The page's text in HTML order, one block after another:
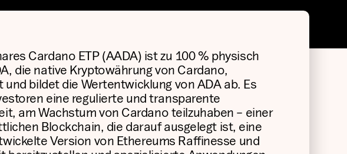
Cardano ETP (AADA) ist zu 100 % physisch
die native Kryptowährung von Cardano,
und bildet die Wertentwicklung von ADA ab. Es
eine regulierte und transparente
am Wachstum von Cardano teilzuhaben – einer
Blockchain, die darauf ausgelegt ist, eine
Version von Ethereums Raffinesse und